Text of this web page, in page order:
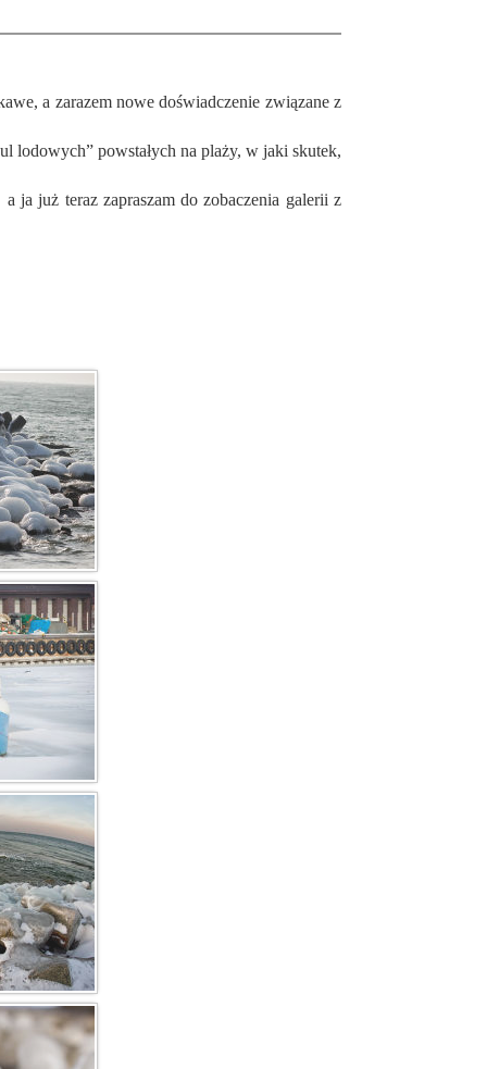
lodowych” powstałych na plaży, w jaki skutek,
ja już teraz zapraszam do zobaczenia galerii z